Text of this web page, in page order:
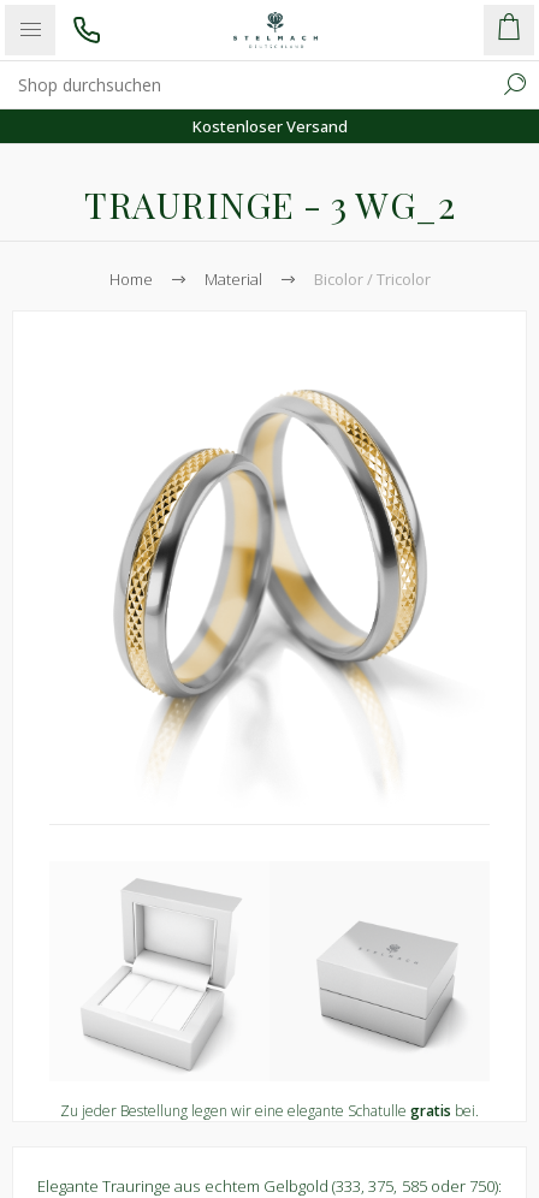
Kostenloser Versand
TRAURINGE - 3 WG_2
Home Material Bicolor / Tricolor
Zu jeder Bestellung legen wir eine elegante Schatulle gratis bei.
Elegante Trauringe aus echtem Gelbgold (333, 375, 585 oder 750):